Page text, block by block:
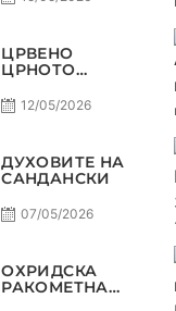
ЦРВЕНО
ЦРНОТО
МОДА!
12/05/2026
ДУХОВИТЕ НА
САНДАНСКИ
07/05/2026
ОХРИДСКА
РАКОМЕТНА